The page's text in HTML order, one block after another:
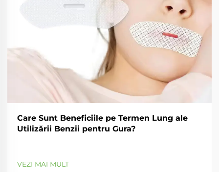
Care Sunt Beneficiile pe Termen Lung ale
Utilizării Benzii pentru Gura?
VEZI MAI MULT